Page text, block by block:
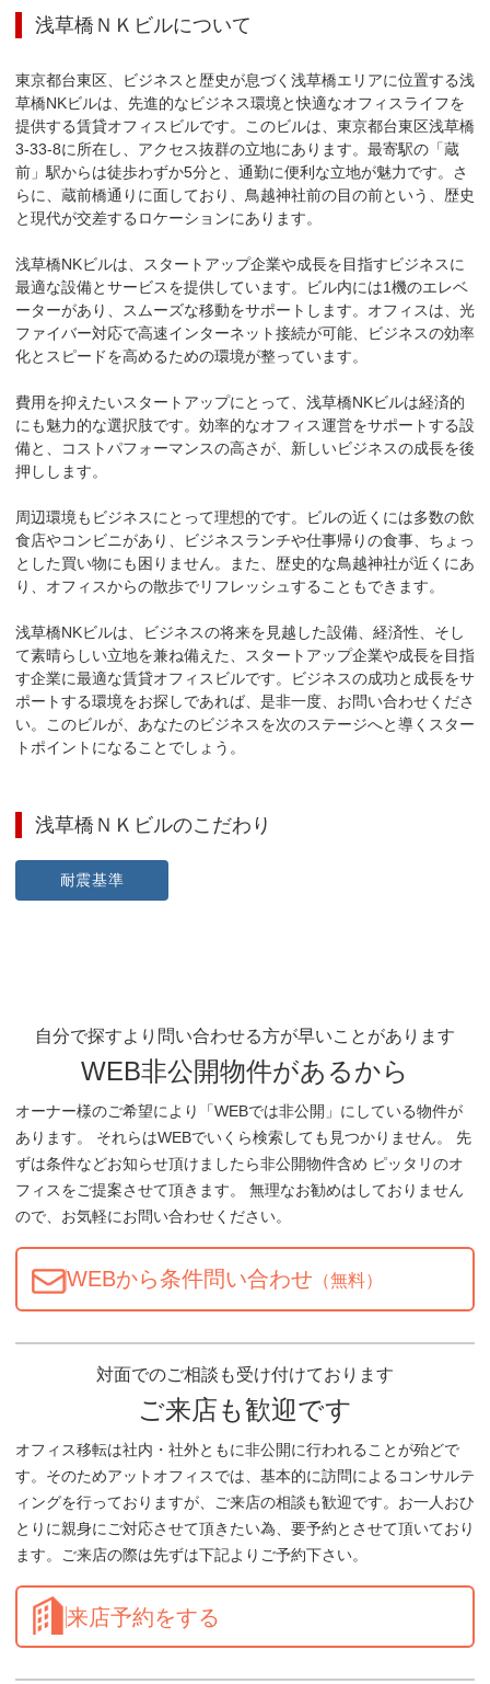
浅草橋ＮＫビルについて
東京都台東区、ビジネスと歴史が息づく浅草橋エリアに位置する浅
草橋NKビルは、先進的なビジネス環境と快適なオフィスライフを
提供する賃貸オフィスビルです。このビルは、東京都台東区浅草橋
3-33-8に所在し、アクセス抜群の立地にあります。最寄駅の「蔵
前」駅からは徒歩わずか5分と、通勤に便利な立地が魅力です。さ
らに、蔵前橋通りに面しており、鳥越神社前の目の前という、歴史
と現代が交差するロケーションにあります。
浅草橋NKビルは、スタートアップ企業や成長を目指すビジネスに
最適な設備とサービスを提供しています。ビル内には1機のエレベ
ーターがあり、スムーズな移動をサポートします。オフィスは、光
ファイバー対応で高速インターネット接続が可能、ビジネスの効率
化とスピードを高めるための環境が整っています。
費用を抑えたいスタートアップにとって、浅草橋NKビルは経済的
にも魅力的な選択肢です。効率的なオフィス運営をサポートする設
備と、コストパフォーマンスの高さが、新しいビジネスの成長を後
押しします。
周辺環境もビジネスにとって理想的です。ビルの近くには多数の飲
食店やコンビニがあり、ビジネスランチや仕事帰りの食事、ちょっ
とした買い物にも困りません。また、歴史的な鳥越神社が近くにあ
り、オフィスからの散歩でリフレッシュすることもできます。
浅草橋NKビルは、ビジネスの将来を見越した設備、経済性、そし
て素晴らしい立地を兼ね備えた、スタートアップ企業や成長を目指
す企業に最適な賃貸オフィスビルです。ビジネスの成功と成長をサ
ポートする環境をお探しであれば、是非一度、お問い合わせくださ
い。このビルが、あなたのビジネスを次のステージへと導くスター
トポイントになることでしょう。
浅草橋ＮＫビルのこだわり
耐震基準
自分で探すより問い合わせる方が早いことがあります
WEB非公開物件があるから
オーナー様のご希望により「WEBでは非公開」にしている物件が
あります。 それらはWEBでいくら検索しても見つかりません。 先
ずは条件などお知らせ頂けましたら非公開物件含め ピッタリのオ
フィスをご提案させて頂きます。 無理なお勧めはしておりません
ので、お気軽にお問い合わせください。
WEBから条件問い合わせ （無料）
対面でのご相談も受け付けております
ご来店も歓迎です
オフィス移転は社内・社外ともに非公開に行われることが殆どで
す。そのためアットオフィスでは、基本的に訪問によるコンサルテ
ィングを行っておりますが、ご来店の相談も歓迎です。お一人おひ
とりに親身にご対応させて頂きたい為、要予約とさせて頂いており
ます。ご来店の際は先ずは下記よりご予約下さい。
来店予約をする